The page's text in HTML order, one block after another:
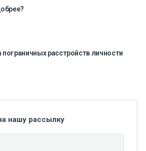
пограничных расстройств личности
нашу рассылку